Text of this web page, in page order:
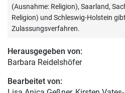
(Ausnahme: Religion), Saarland,
Religion) und Schleswig-Holstein
Zulassungsverfahren.
Herausgegeben von:
Barbara Reidelshöfer
Bearbeitet von: